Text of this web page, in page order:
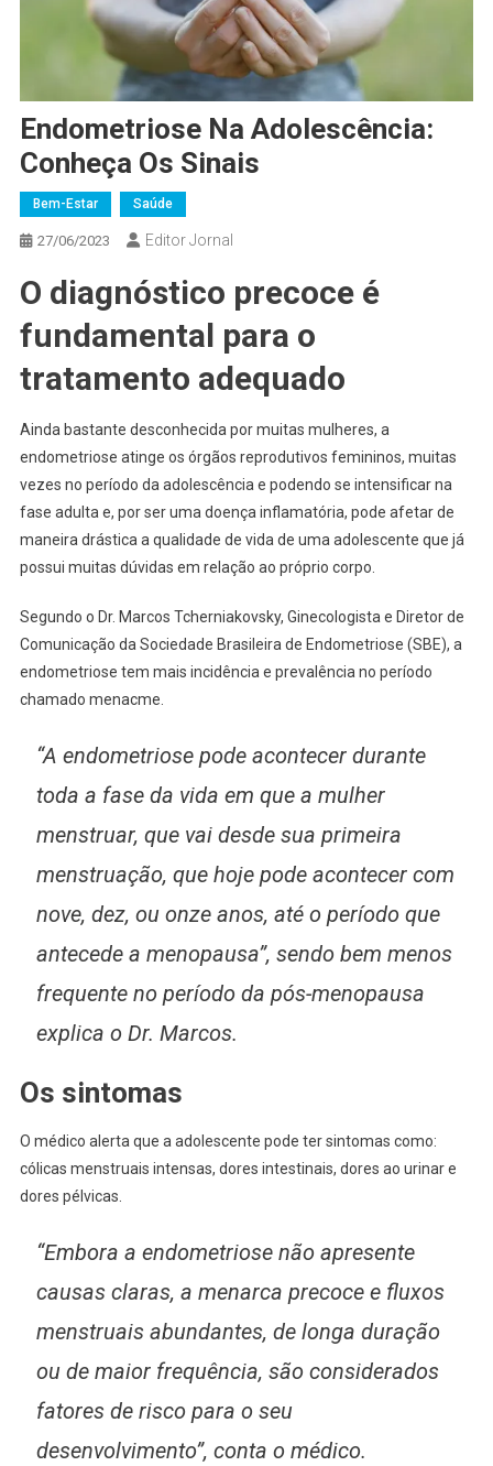
Endometriose Na Adolescência:
Conheça Os Sinais
Bem-Estar Saúde
27/06/2023 Editor Jornal
O diagnóstico precoce é
fundamental para o
tratamento adequado
Ainda bastante desconhecida por muitas mulheres, a
endometriose atinge os órgãos reprodutivos femininos, muitas
vezes no período da adolescência e podendo se intensificar na
fase adulta e, por ser uma doença inflamatória, pode afetar de
maneira drástica a qualidade de vida de uma adolescente que já
possui muitas dúvidas em relação ao próprio corpo.
Segundo o Dr. Marcos Tcherniakovsky, Ginecologista e Diretor de
Comunicação da Sociedade Brasileira de Endometriose (SBE), a
endometriose tem mais incidência e prevalência no período
chamado menacme.
“A endometriose pode acontecer durante
toda a fase da vida em que a mulher
menstruar, que vai desde sua primeira
menstruação, que hoje pode acontecer com
nove, dez, ou onze anos, até o período que
antecede a menopausa”, sendo bem menos
frequente no período da pós-menopausa
explica o Dr. Marcos.
Os sintomas
O médico alerta que a adolescente pode ter sintomas como:
cólicas menstruais intensas, dores intestinais, dores ao urinar e
dores pélvicas.
“Embora a endometriose não apresente
causas claras, a menarca precoce e fluxos
menstruais abundantes, de longa duração
ou de maior frequência, são considerados
fatores de risco para o seu
desenvolvimento”, conta o médico.